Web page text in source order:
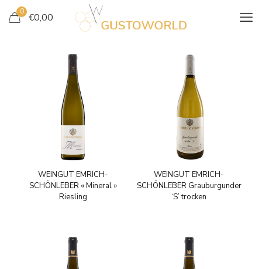
0 €0,00
WEINGUT EMRICH-
SCHÖNLEBER « Mineral »
Riesling
WEINGUT EMRICH-
SCHÖNLEBER Grauburgunder
‘S’ trocken